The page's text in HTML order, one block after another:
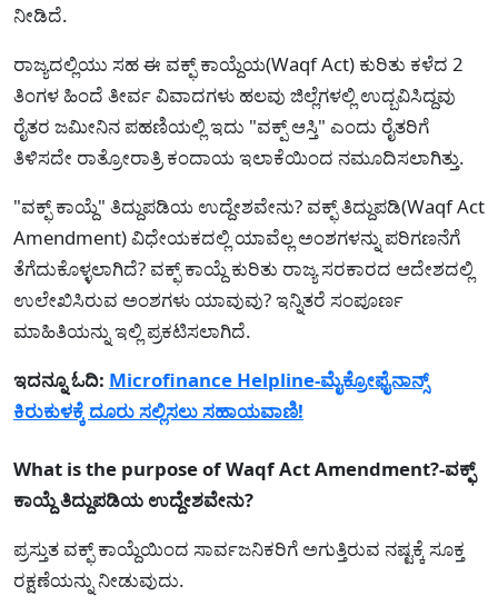
ನೀಡಿದೆ.
ರಾಜ್ಯದಲ್ಲಿಯು ಸಹ ಈ ವಕ್ಫ್ ಕಾಯ್ದೆಯ(Waqf Act) ಕುರಿತು ಕಳೆದ 2
ತಿಂಗಳ ಹಿಂದೆ ತೀರ್ವ ವಿವಾದಗಳು ಹಲವು ಜಿಲ್ಲೆಗಳಲ್ಲಿ ಉದ್ಬವಿಸಿದ್ದವು
ರೈತರ ಜಮೀನಿನ ಪಹಣಿಯಲ್ಲಿ ಇದು "ವಕ್ಪ್ ಆಸ್ತಿ" ಎಂದು ರೈತರಿಗೆ
ತಿಳಿಸದೇ ರಾತ್ರೋರಾತ್ರಿ ಕಂದಾಯ ಇಲಾಕೆಯಿಂದ ನಮೂದಿಸಲಾಗಿತ್ತು.
"ವಕ್ಫ್ ಕಾಯ್ದೆ" ತಿದ್ದುಪಡಿಯ ಉದ್ದೇಶವೇನು? ವಕ್ಫ್ ತಿದ್ದುಪಡಿ(Waqf Act
Amendment) ವಿಧೇಯಕದಲ್ಲಿ ಯಾವೆಲ್ಲ ಅಂಶಗಳನ್ನು ಪರಿಗಣನೆಗೆ
ತೆಗೆದುಕೊಳ್ಳಲಾಗಿದೆ? ವಕ್ಫ್ ಕಾಯ್ದೆ ಕುರಿತು ರಾಜ್ಯ ಸರಕಾರದ ಆದೇಶದಲ್ಲಿ
ಉಲೇಖಿಸಿರುವ ಅಂಶಗಳು ಯಾವುವು? ಇನ್ನಿತರೆ ಸಂಪೂರ್ಣ
ಮಾಹಿತಿಯನ್ನು ಇಲ್ಲಿ ಪ್ರಕಟಿಸಲಾಗಿದೆ.
ಇದನ್ನೂ ಓದಿ: Microfinance Helpline-ಮೈಕ್ರೋಫೈನಾನ್ಸ್
ಕಿರುಕುಳಕ್ಕೆ ದೂರು ಸಲ್ಲಿಸಲು ಸಹಾಯವಾಣಿ!
What is the purpose of Waqf Act Amendment?-ವಕ್ಫ್
ಕಾಯ್ದೆ ತಿದ್ದುಪಡಿಯ ಉದ್ದೇಶವೇನು?
ಪ್ರಸ್ತುತ ವಕ್ಫ್ ಕಾಯ್ದೆಯಿಂದ ಸಾರ್ವಜನಿಕರಿಗೆ ಅಗುತ್ತಿರುವ ನಷ್ಟಕ್ಕೆ ಸೂಕ್ತ
ರಕ್ಷಣೆಯನ್ನು ನೀಡುವುದು.